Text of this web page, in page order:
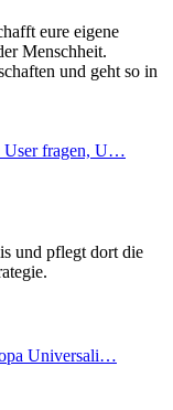
eure eigene
Menschheit.
und geht so in
User fragen, U…
und pflegt dort die
Universali…